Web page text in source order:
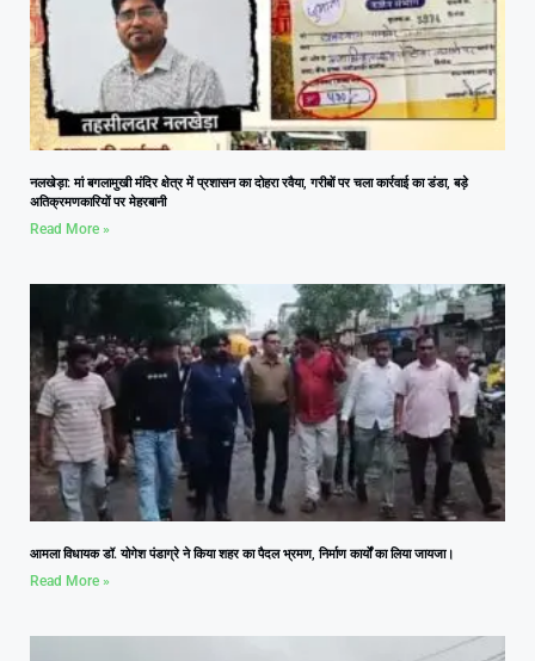
नलखेड़ा: मां बगलामुखी मंदिर क्षेत्र में प्रशासन का दोहरा रवैया, गरीबों पर चला कार्रवाई का डंडा, बड़े
अतिक्रमणकारियों पर मेहरबानी
Read More »
आमला विधायक डॉ. योगेश पंडाग्रे ने किया शहर का पैदल भ्रमण, निर्माण कार्यों का लिया जायजा।
Read More »